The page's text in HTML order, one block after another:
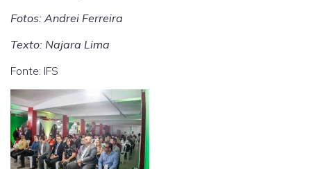
Fotos: Andrei Ferreira
Texto: Najara Lima
Fonte: IFS